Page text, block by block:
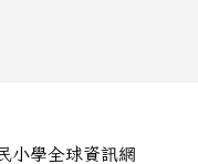
小學全球資訊網